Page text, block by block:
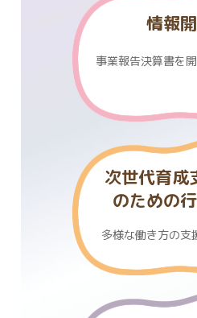
情報
事業報告決算書を
次世代育成
のための
多様な働き方の支